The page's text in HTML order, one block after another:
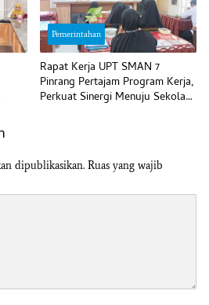
Pemerintahan
Rapat Kerja UPT SMAN 7
Pinrang Pertajam Program Kerja,
Perkuat Sinergi Menuju Sekolah
dipublikasikan. Ruas yang wajib